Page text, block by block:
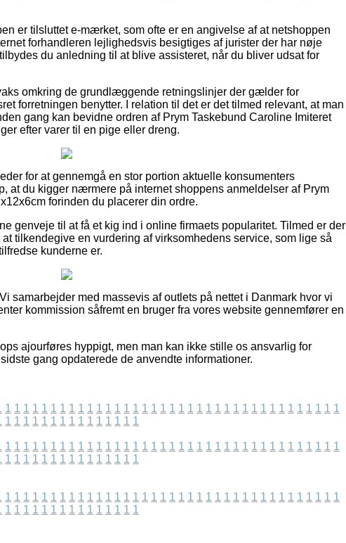
er tilsluttet e-mærket, som ofte er en angivelse af at netshoppen
forhandleren lejlighedsvis besigtiges af jurister der har nøje
du anledning til at blive assisteret, når du bliver udsat for
omkring de grundlæggende retningslinjer der gælder for
forretningen benytter. I relation til det er det tilmed relevant, at man
gang kan bevidne ordren af Prym Taskebund Caroline Imiteret
efter varer til en pige eller dreng.
for at gennemgå en stor portion aktuelle konsumenters
at du kigger nærmere på internet shoppens anmeldelser af Prym
forinden du placerer din ordre.
genveje til at få et kig ind i online firmaets popularitet. Tilmed er der
tilkendegive en vurdering af virksomhedens service, som lige så
kunderne er.
samarbejder med massevis af outlets på nettet i Danmark hvor vi
kommission såfremt en bruger fra vores website gennemfører en
ajourføres hyppigt, men man kan ikke stille os ansvarlig for
gang opdaterede de anvendte informationer.
1 1 1 1 1 1 1 1 1 1 1 1 1 1 1 1 1 1 1 1 1 1 1 1 1 1 1 1 1 1 1 1 1 1 1 1 1
1 1 1 1 1 1 1 1 1 1 1 1 1 1 1
1 1 1 1 1 1 1 1 1 1 1 1 1 1 1 1 1 1 1 1 1 1 1 1 1 1 1 1 1 1 1 1 1 1 1 1 1
1 1 1 1 1 1 1 1 1 1 1 1 1 1 1
1 1 1 1 1 1 1 1 1 1 1 1 1 1 1 1 1 1 1 1 1 1 1 1 1 1 1 1 1 1 1 1 1 1 1 1 1
1 1 1 1 1 1 1 1 1 1 1 1 1 1 1